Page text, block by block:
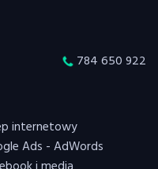
784 650 922
internetowy
Ads - AdWords